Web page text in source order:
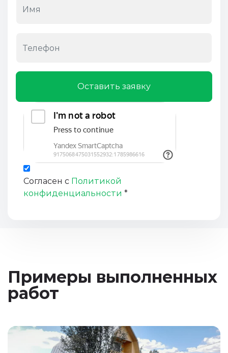
Оставить заявку
Согласен с Политикой
конфиденциальности *
Примеры выполненных
работ